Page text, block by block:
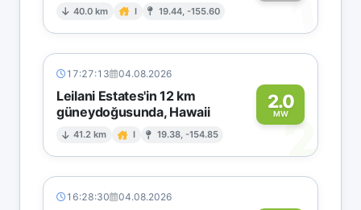
40.0 km I 19.44, -155.60 1
17:27:13 04.08.2026
Leilani Estates'in 12 km
güneydoğusunda, Hawaii
41.2 km I 19.38, -154.85
2.0
MW2
16:28:30 04.08.2026